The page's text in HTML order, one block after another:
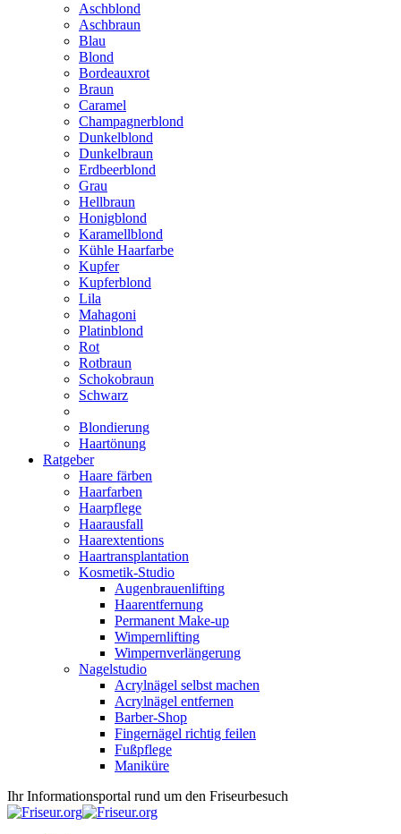
Aschblond
Aschbraun
Blau
Blond
Bordeauxrot
Braun
Caramel
Champagnerblond
Dunkelblond
Dunkelbraun
Erdbeerblond
Grau
Hellbraun
Honigblond
Karamellblond
Kühle Haarfarbe
Kupfer
Kupferblond
Lila
Mahagoni
Platinblond
Rot
Rotbraun
Schokobraun
Schwarz
Blondierung
Haartönung
Ratgeber
Haare färben
Haarfarben
Haarpflege
Haarausfall
Haarextentions
Haartransplantation
Kosmetik-Studio
Augenbrauenlifting
Haarentfernung
Permanent Make-up
Wimpernlifting
Wimpernverlängerung
Nagelstudio
Acrylnägel selbst machen
Acrylnägel entfernen
Barber-Shop
Fingernägel richtig feilen
Fußpflege
Maniküre
Ihr Informationsportal rund um den Friseurbesuch